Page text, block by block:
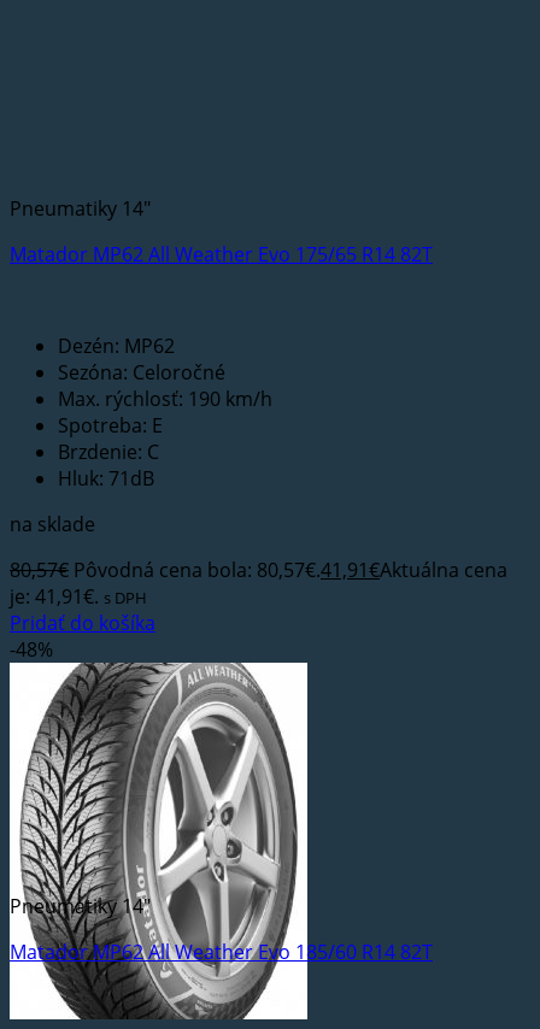
Pneumatiky 14"
Matador MP62 All Weather Evo 175/65 R14 82T
Dezén: MP62
Sezóna: Celoročné
Max. rýchlosť: 190 km/h
Spotreba: E
Brzdenie: C
Hluk: 71dB
na sklade
80,57€ Pôvodná cena bola: 80,57€.41,91€Aktuálna cena
je: 41,91€. s DPH
Pridať do košíka
-48%
Pneumatiky 14"
Matador MP62 All Weather Evo 185/60 R14 82T